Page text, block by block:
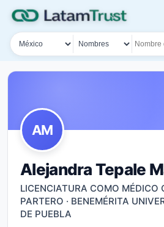
País
Tipo de búsqueda
Nombre o documento
AM
Alejandra Tepale
LICENCIATURA COMO MÉDICO
PARTERO · BENEMÉRITA
DE PUEBLA